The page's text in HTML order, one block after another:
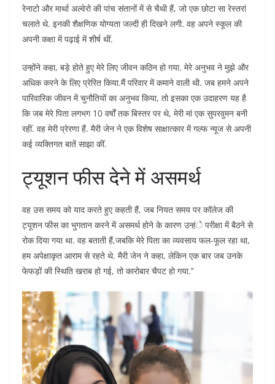
रेनाटो और मार्था अल्वेरो की पांच संतानों में से चैथी हैं, जो एक छोटा सा रेस्तरां
चलाते थे. इनकी शैक्षणिक योग्यता जल्दी ही दिखने लगी. वह अपने स्कूल की
अपनी कक्षा में पढ़ाई में शीर्ष थीं.
उन्होंने कहा, बड़े होते हुए मेरे लिए जीवन कठिन हो गया. मेरे अनुभव ने मुझे और
अधिक करने के लिए प्रेरित किया.मैं परिवार में कमाने वाली थी. जब हमने अपने
पारिवारिक जीवन में चुनौतियों का अनुभव किया, तो इसका एक उदाहरण यह है
कि जब मेरे पिता लगभग 10 वर्षों तक बिस्तर पर थे, मेरी मां एक सुपरवुमन बनी
रहीं. वह मेरी प्रेरणा हैं. मैरी जेन ने एक विशेष साक्षात्कार में गल्फ न्यूज से अपनी
कई व्यक्तिगत बातें साझा कीं.
ट्यूशन फीस देने में असमर्थ
वह उस समय को याद करते हुए कहती हैं, जब नियत समय पर कॉलेज की
ट्यूशन फीस का भुगतान करने में असमर्थ होने के कारण उन्हंे परीक्षा में बैठने से
रोक दिया गया था. वह बताती हैं,जबकि मेरे पिता का व्यवसाय फल-फूल रहा था,
हम अपेक्षाकृत आराम से रहते थे. मैरी जेन ने कहा, लेकिन एक बार जब उनके
फेफड़ों की स्थिति खराब हो गई, तो कारोबार चैपट हो गया.’’